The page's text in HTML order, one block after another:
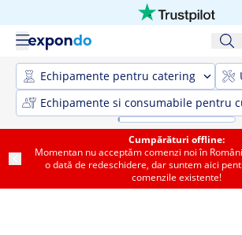
Echipamente pentru catering
Echipamente si consumabile pentru
Cumpărături offline:
Momentan nu acceptăm comenzi noi în
o dată de redeschidere, dar suntem aici
comenzile existente!